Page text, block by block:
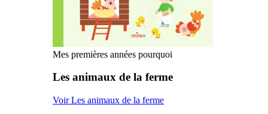
Mes premières années pourquoi
Les animaux de la ferme
Voir Les animaux de la ferme